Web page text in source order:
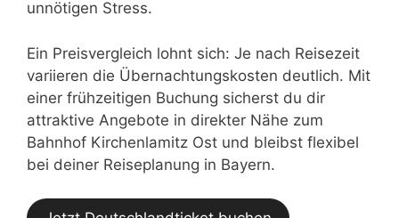
unnötigen Stress.
Ein Preisvergleich lohnt sich: Je nach Reisezeit
variieren die Übernachtungskosten deutlich. Mit
einer frühzeitigen Buchung sicherst du dir
attraktive Angebote in direkter Nähe zum
Bahnhof Kirchenlamitz Ost und bleibst flexibel
bei deiner Reiseplanung in Bayern.